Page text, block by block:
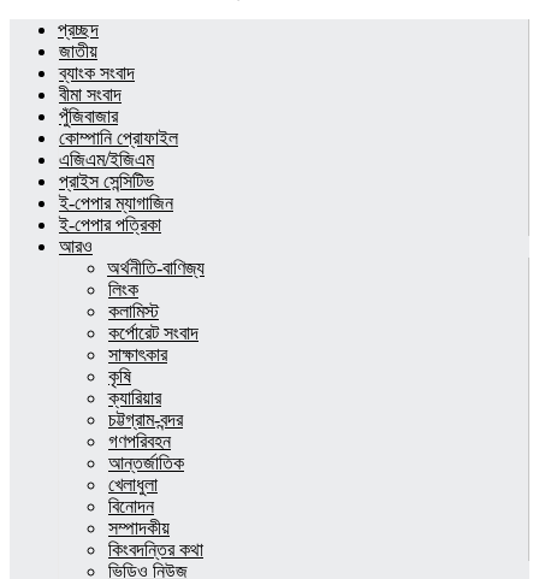
প্রচ্ছদ
জাতীয়
ব্যাংক সংবাদ
বীমা সংবাদ
পুঁজিবাজার
কোম্পানি প্রোফাইল
এজিএম/ইজিএম
প্রাইস সেন্সিটিভ
ই-পেপার ম্যাগাজিন
ই-পেপার পত্রিকা
আরও
অর্থনীতি-বাণিজ্য
লিংক
কলামিস্ট
কর্পোরেট সংবাদ
সাক্ষাৎকার
কৃষি
ক্যারিয়ার
চট্টগ্রাম-বন্দর
গণপরিবহন
আন্তর্জাতিক
খেলাধুলা
বিনোদন
সম্পাদকীয়
কিংবদন্তির কথা
ভিডিও নিউজ